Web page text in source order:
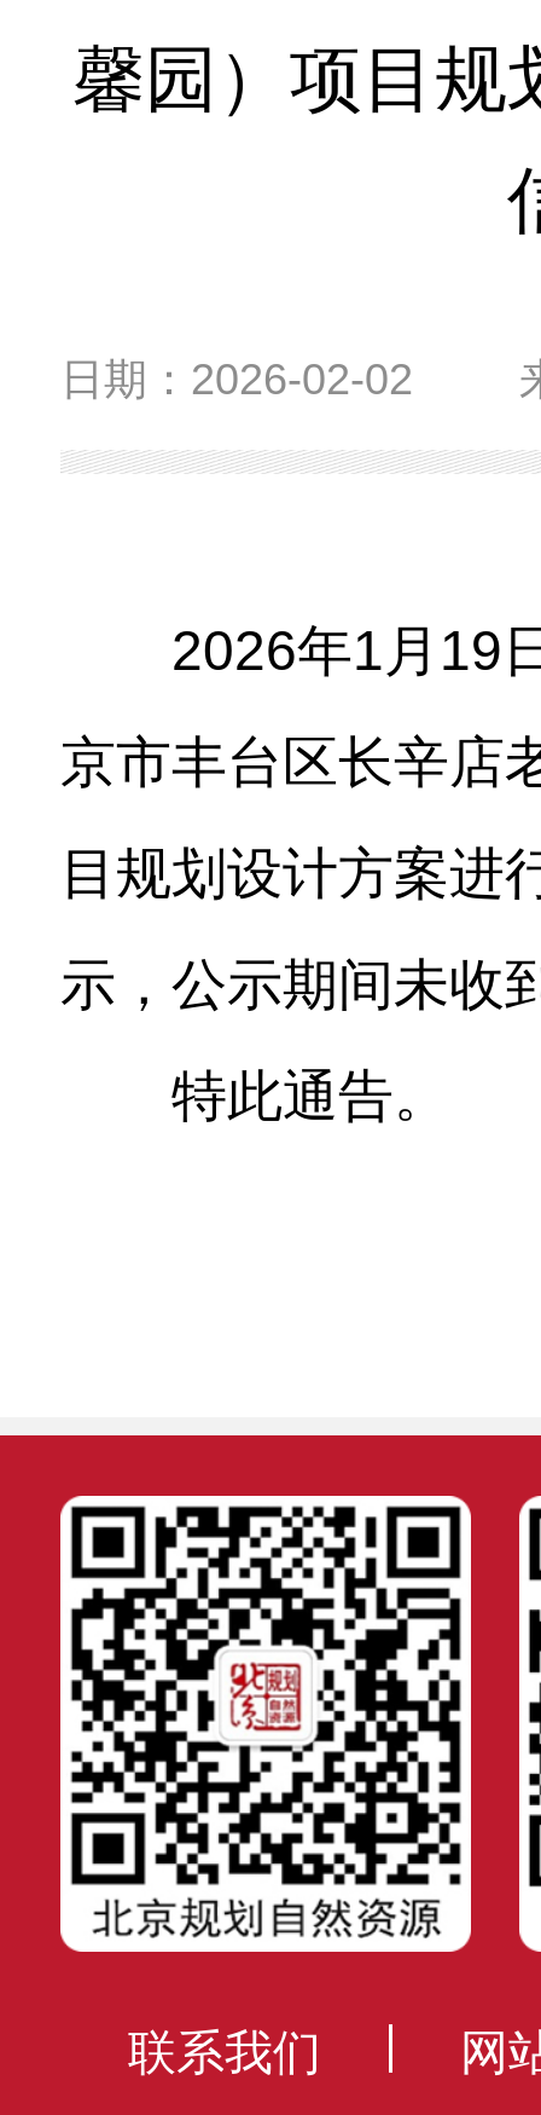
馨园）项目规
日期： 2026-02-02
2026年1月19
京市丰台区长辛店
目规划设计方案进
示，公示期间未收
特此通告。